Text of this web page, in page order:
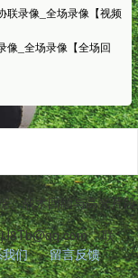
联录像_全场录像【视频
像_全场录像【全场回
战术回顾与高光
联
们
留言反馈